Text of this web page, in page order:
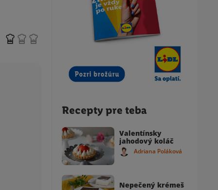
Recepty pre teba
Valentínsky
jahodový koláč
Adriana Poláková
Nepečený krémeš